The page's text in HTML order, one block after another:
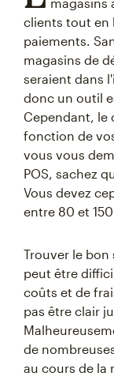
clients tout en
paiements.
magasins de
seraient dans
donc un outil
Cependant, le
fonction de
vous vous
POS, sachez
Vous devez
entre 80 et
Trouver le bon
peut être
coûts et de
pas être clair
de
au cours de la